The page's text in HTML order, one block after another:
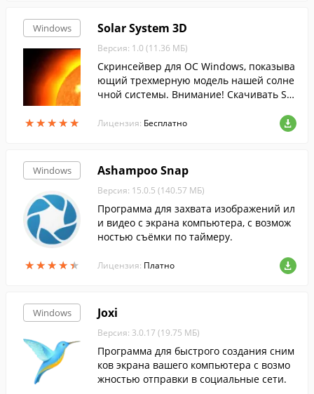
Windows
★★★★★
★★★★★
Solar System 3D
Версия: 1.0 (11.36 МБ)
Скринсейвер для ОС Windows, показыва
ющий трехмерную модель нашей солне
чной системы. Внимание! Скачивать Sol
ы FreeSoft ежедневно сканируются анти
Лицензия: Бесплатно
Windows
★★★★★
★★★★★
Ashampoo Snap
Версия: 15.0.5 (140.57 МБ)
Программа для захвата изображений ил
и видео с экрана компьютера, с возмож
ностью съёмки по таймеру.
Лицензия: Платно
Windows Joxi
Версия: 3.0.17 (19.75 МБ)
Программа для быстрого создания сним
ков экрана вашего компьютера с возмо
жностью отправки в социальные сети.